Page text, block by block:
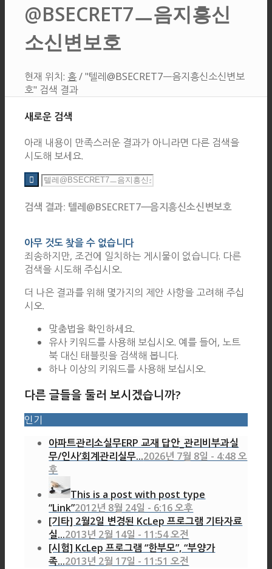
@BSECRET7ㅡ음지흥신
소신변보호
현재 위치: 홈 / "텔레@BSECRET7ㅡ음지흥신소신변보
호" 검색 결과
새로운 검색
아래 내용이 만족스러운 결과가 아니라면 다른 검색을
시도해 보세요.
검색 결과: 텔레@BSECRET7ㅡ음지흥신소신변보호
아무 것도 찾을 수 없습니다
죄송하지만, 조건에 일치하는 게시물이 없습니다. 다른
검색을 시도해 주십시오.
더 나은 결과를 위해 몇가지의 제안 사항을 고려해 주십
시오.
맞춤법을 확인하세요.
유사 키워드를 사용해 보십시오. 예를 들어, 노트
북 대신 태블릿을 검색해 봅니다.
하나 이상의 키워드를 사용해 보십시오.
다른 글들을 둘러 보시겠습니까?
인기
아파트관리소실무ERP 교재 답안_관리비부과실
무/인사’회계관리실무...2026년 7월 8일 - 4:48 오
후
This is a post with post type
“Link”2012년 8월 24일 - 6:16 오후
[기타] 2월2일 변경된 KcLep 프로그램 기타자료
실...2013년 2월 14일 - 11:54 오전
[시험] KcLep 프로그램 “한부모”, “부양가
족...2013년 2월 17일 - 11:51 오전